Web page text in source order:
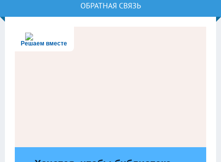
ОБРАТНАЯ СВЯЗЬ
Решаем вместе